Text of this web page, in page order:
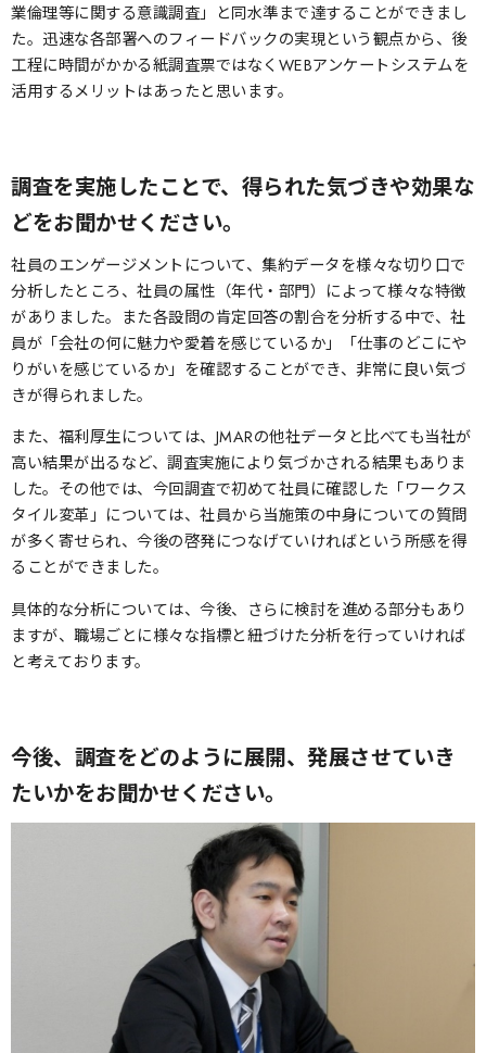
業倫理等に関する意識調査」と同水準まで達することができまし
た。迅速な各部署へのフィードバックの実現という観点から、後
工程に時間がかかる紙調査票ではなくWEBアンケートシステムを
活用するメリットはあったと思います。
調査を実施したことで、得られた気づきや効果な
どをお聞かせください。
社員のエンゲージメントについて、集約データを様々な切り口で
分析したところ、社員の属性（年代・部門）によって様々な特徴
がありました。また各設問の肯定回答の割合を分析する中で、社
員が「会社の何に魅力や愛着を感じているか」「仕事のどこにや
りがいを感じているか」を確認することができ、非常に良い気づ
きが得られました。
また、福利厚生については、JMARの他社データと比べても当社が
高い結果が出るなど、調査実施により気づかされる結果もありま
した。その他では、今回調査で初めて社員に確認した「ワークス
タイル変革」については、社員から当施策の中身についての質問
が多く寄せられ、今後の啓発につなげていければという所感を得
ることができました。
具体的な分析については、今後、さらに検討を進める部分もあり
ますが、職場ごとに様々な指標と紐づけた分析を行っていければ
と考えております。
今後、調査をどのように展開、発展させていき
たいかをお聞かせください。